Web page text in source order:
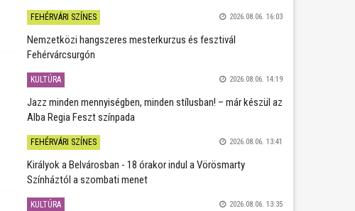
FEHÉRVÁRI SZÍNES 2026.08.06. 16:03
Nemzetközi hangszeres mesterkurzus és fesztivál
Fehérvárcsurgón
KULTÚRA 2026.08.06. 14:19
Jazz minden mennyiségben, minden stílusban! – már készül az
Alba Regia Feszt színpada
FEHÉRVÁRI SZÍNES 2026.08.06. 13:41
Királyok a Belvárosban - 18 órakor indul a Vörösmarty
Színháztól a szombati menet
KULTÚRA 2026.08.06. 13:35